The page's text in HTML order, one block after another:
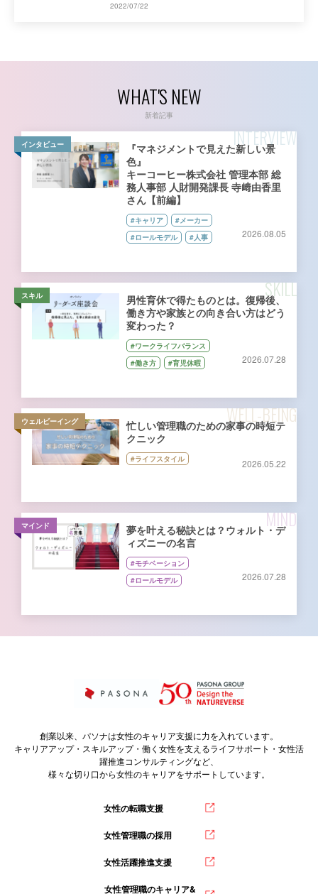
2022/07/22
WHAT'S NEW
新着記事
インタビュー INTERVIEW
『マネジメントで見えた新しい景
色』
キーコーヒー株式会社 管理本部 総
務人事部 人財開発課長 寺﨑由香里
さん【前編】
#キャリア
#メーカー
#ロールモデル
#人事 2026.08.05
スキル SKILL
男性育休で得たものとは。復帰後、
働き方や家族との向き合い方はどう
変わった？
#ワークライフバランス
#働き方
#育児休暇 2026.07.28
ウェルビーイング WELL-BEING
忙しい管理職のための家事の時短テ
クニック
#ライフスタイル 2026.05.22
マインド MIND
夢を叶える秘訣とは？ウォルト・デ
ィズニーの名言
#モチベーション
#ロールモデル
2026.07.28
創業以来、パソナは女性のキャリア支援に力を入れています。
キャリアアップ・スキルアップ・働く女性を支えるライフサポート・女性活
躍推進コンサルティングなど、
様々な切り口から女性のキャリアをサポートしています。
女性の転職支援
女性管理職の採用
女性活躍推進支援
女性管理職のキャリア&